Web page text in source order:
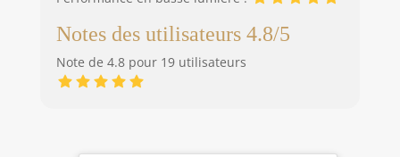
Notes des utilisateurs 4.8/5
Note de 4.8 pour 19 utilisateurs